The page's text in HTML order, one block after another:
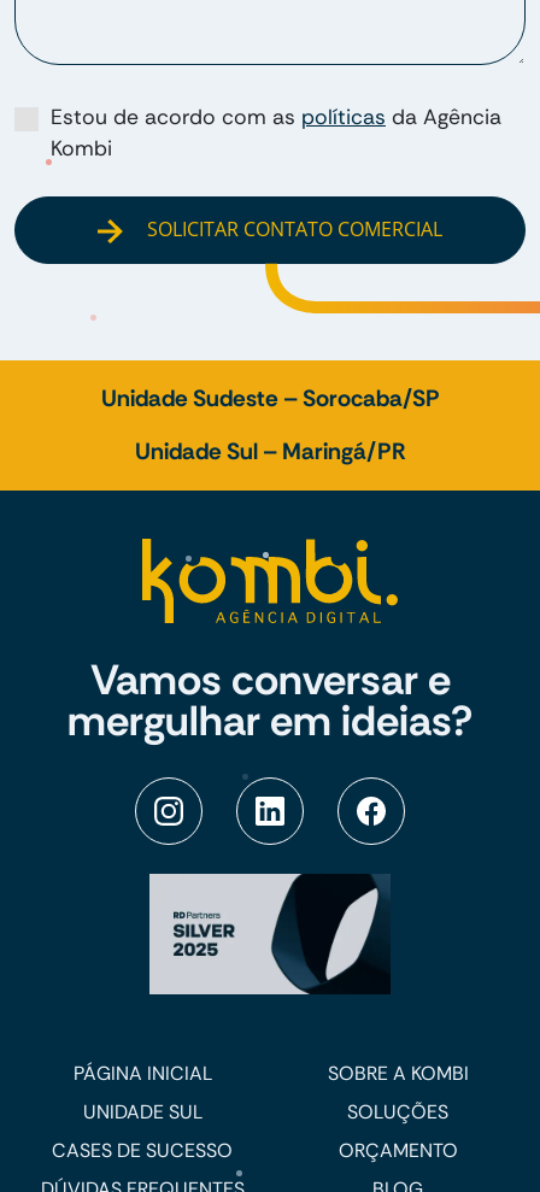
Estou de acordo com as políticas da Agência
Kombi
SOLICITAR CONTATO COMERCIAL
Unidade Sudeste – Sorocaba/SP
Unidade Sul – Maringá/PR
Vamos conversar e
mergulhar em ideias?
PÁGINA INICIAL
SOBRE A KOMBI
UNIDADE SUL
SOLUÇÕES
CASES DE SUCESSO
ORÇAMENTO